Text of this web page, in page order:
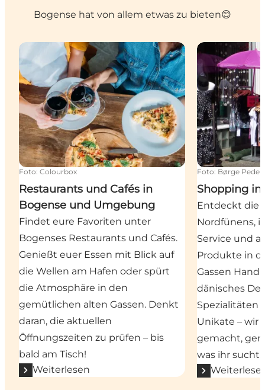
Bogense hat von allem etwas zu bieten😊
Restaurants und Cafés in Bogense und Umgebung
Foto: Colourbox
Restaurants und Cafés in
Bogense und Umgebung
Findet eure Favoriten unter
Bogenses Restaurants und Cafés.
Genießt euer Essen mit Blick auf
die Wellen am Hafen oder spürt
die Atmosphäre in den
gemütlichen alten Gassen. Denkt
daran, die aktuellen
Öffnungszeiten zu prüfen – bis
bald am Tisch!
Weiterlesen
Shopping in
Foto: Børge
Shopping in
Entdeckt die
Nordfünens,
Service und
Produkte in
Gassen Hand
dänisches
Spezialitäten
Unikate – wir
gemacht,
was ihr sucht.